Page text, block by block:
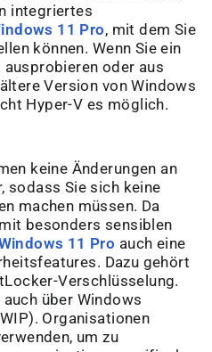
integriertes
11 Pro, mit dem Sie
können. Wenn Sie ein
oder aus
Version von Windows
Hyper-V es möglich.
keine Änderungen an
sodass Sie sich keine
machen müssen. Da
besonders sensiblen
11 Pro auch eine
Dazu gehört
Verschlüsselung.
über Windows
Organisationen
um zu